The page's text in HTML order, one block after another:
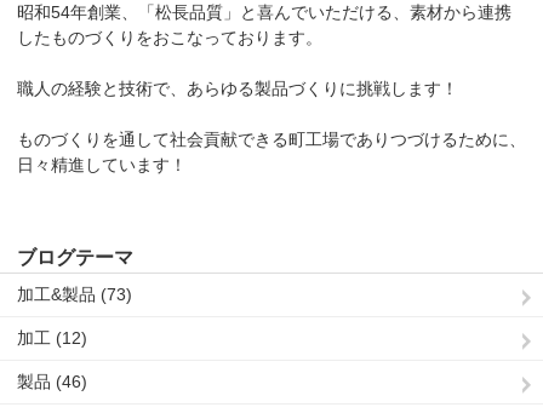
昭和54年創業、「松長品質」と喜んでいただける、素材から連携
したものづくりをおこなっております。
職人の経験と技術で、あらゆる製品づくりに挑戦します！
ものづくりを通して社会貢献できる町工場でありつづけるために、
日々精進しています！
ブログテーマ
加工&製品 (73)
加工 (12)
製品 (46)